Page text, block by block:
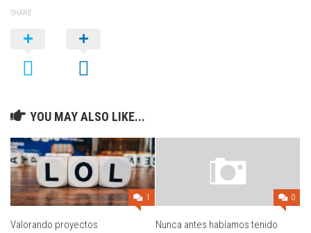
SHARE
YOU MAY ALSO LIKE...
1
Valorando proyectos
0
Nunca antes habíamos tenido